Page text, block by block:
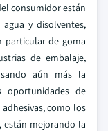
consumidor están
y disolventes,
particular de goma
de embalaje,
aún más la
oportunidades de
como los
están mejorando la